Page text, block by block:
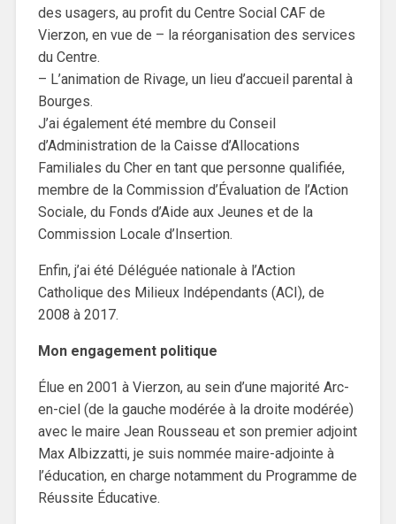
des usagers, au profit du Centre Social CAF de
Vierzon, en vue de – la réorganisation des services
du Centre.
– L’animation de Rivage, un lieu d’accueil parental à
Bourges.
J’ai également été membre du Conseil
d’Administration de la Caisse d’Allocations
Familiales du Cher en tant que personne qualifiée,
membre de la Commission d’Évaluation de l’Action
Sociale, du Fonds d’Aide aux Jeunes et de la
Commission Locale d’Insertion.
Enfin, j’ai été Déléguée nationale à l’Action
Catholique des Milieux Indépendants (ACI), de
2008 à 2017.
Mon engagement politique
Élue en 2001 à Vierzon, au sein d’une majorité Arc-
en-ciel (de la gauche modérée à la droite modérée)
avec le maire Jean Rousseau et son premier adjoint
Max Albizzatti, je suis nommée maire-adjointe à
l’éducation, en charge notamment du Programme de
Réussite Éducative.